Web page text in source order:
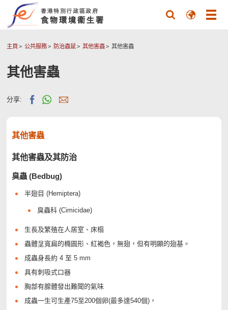
主頁 公共服務 防治蟲鼠 其他害蟲 其他害蟲
其他害蟲
分享:
其他害蟲
其他害蟲及其防治
臭蟲 (Bedbug)
半翅目 (Hemiptera)
臭蟲科 (Cimicidae)
生長及繁殖在人居室、床榻
蟲體呈寬扁的橢圓形、紅褐色，無翅，但有明顯的翅基。
成蟲身長約 4 至 5 mm
具有刺吸式口器
胸部有腺體發出難聞的氣味
成蟲一生可生產75至200個卵(最多達540個)，